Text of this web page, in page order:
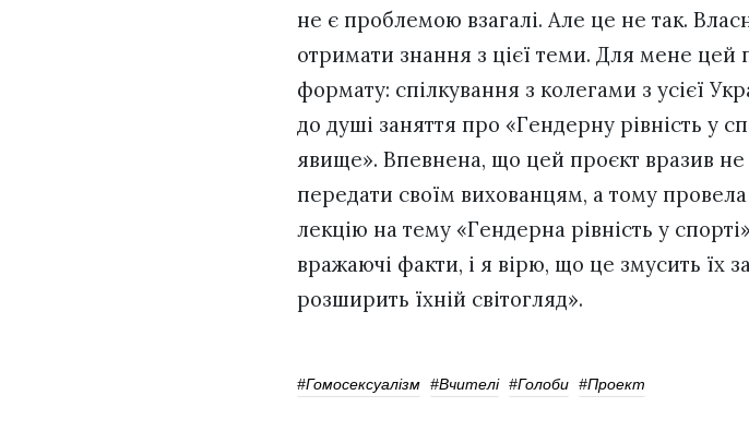
не є проблемою взагалі. Але це не так.
отримати знання з цієї теми. Для мене
формату: спілкування з колегами з усієї
до душі заняття про «Гендерну рівність у
явище». Впевнена, що цей проєкт вразив
передати своїм вихованцям, а тому
лекцію на тему «Гендерна рівність у
вражаючі факти, і я вірю, що це змусить їх
розширить їхній світогляд».
#гомосексуалізм #Вчителі #голоби #проект